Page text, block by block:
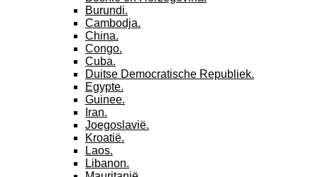
Burundi.
Cambodja.
China.
Congo.
Cuba.
Duitse Democratische Republiek.
Egypte.
Guinee.
Iran.
Joegoslavië.
Kroatië.
Laos.
Libanon.